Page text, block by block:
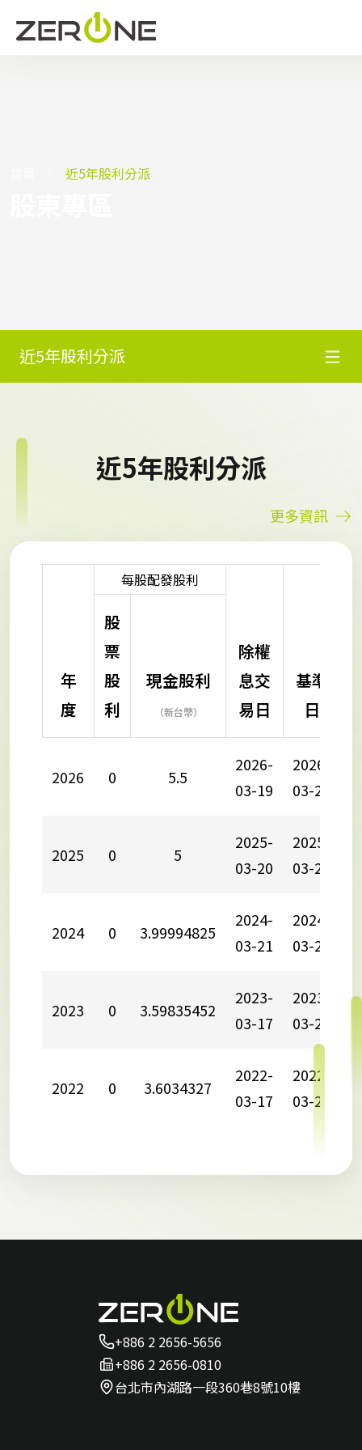
近5年股利分派
近5年股利分派
近5年股利分派
更多資訊
年
度
每股配發股利
除權
息交
易日
基準
日
股
票
股
利
現金股利
（新台幣）
2026 0 5.5
2026-
03-19
2026-
03-26
2025 0 5
2025-
03-20
2025-
03-28
2024 0 3.99994825
2024-
03-21
2024-
03-27
2023 0 3.59835452
2023-
03-17
2023-
03-25
2022 0 3.6034327
2022-
03-17
2022-
03-22
+886 2 2656-5656
+886 2 2656-0810
台北市內湖路一段360巷8號10樓